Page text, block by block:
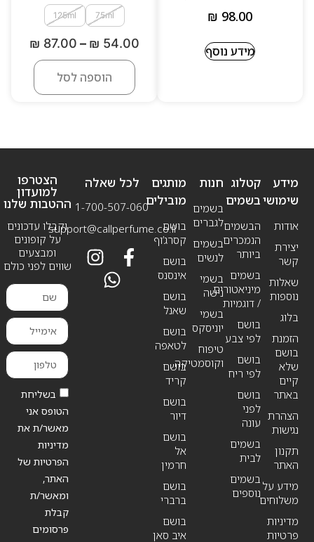
₪ 98.00
מידע נוסף
75ml
125ml
₪ 54.00
–
₪ 87.00
הוספה לסל
מידע
שימושי
אודות
יצירת
קשר
שאלות
נוספות
בלוג
הזמנת
בושם
שלא
קיים
באתר
הצהרת
נגישות
תקנון
האתר
מידע על
משלוחים
מדיניות
פרטיות
חנות
בשמים
לגברים
בשמים
לנשים
בשמי
נישה
בשמי
יוניסקס
טיפוח
וקוסמטיקה
קטלוג
בשמים
הבשמים
הנמכרים
ביותר
בשמים
מיניאטורים
/ דוגמיות
בושם
לפי צבע
בושם
לפי ריח
בושם
לפני
עונה
בשמים
לבית
בשמים
נוספים
מותגים
מובילים
בושם
קסרג’וף
בושם
אינסנס
בושם
שאנל
בושם
לטאפה
בושם
קריד
בושם
דיור
בושם
אל
חרמין
בושם
ברברי
בושם
איב סאן
לכל שאלה
1-700-507-060
support@callperfume.co.il
הצטרפו
למועדון
ההטבות שלנו
וקבלו עדכונים
על קופונים
ומבצעים
שווים לפני כולם
בשליחת
הטופס אני
מאשר/ת את
מדיניות
הפרטיות של
האתר,
ומאשר/ת
קבלת
פרסומים